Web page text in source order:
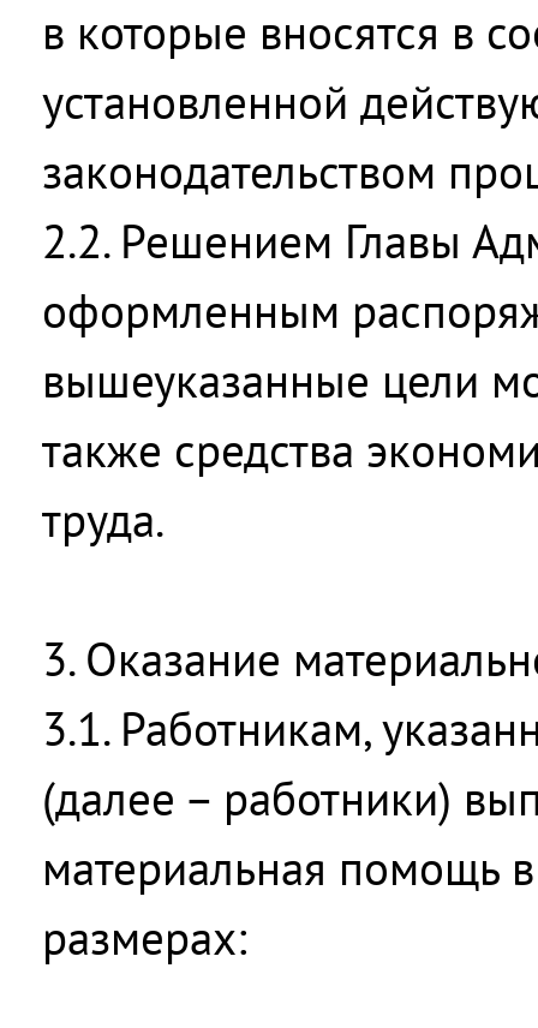
в которые вносятся в
установленной
законодательством
2.2. Решением Главы
оформленным
вышеуказанные цели
также средства
труда.
3. Оказание
3.1. Работникам,
(далее – работники)
материальная помощь
размерах: